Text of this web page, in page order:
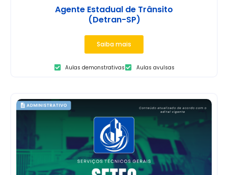
Agente Estadual de Trânsito
(Detran-SP)
Saiba mais
Aulas demonstrativas Aulas avulsas